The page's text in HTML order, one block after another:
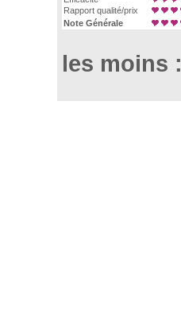
Rapport qualité/prix
Note Générale
les moins :